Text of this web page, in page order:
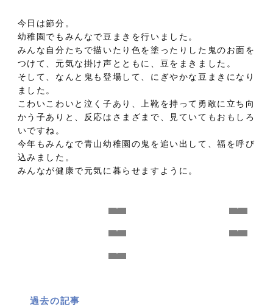
今日は節分。
幼稚園でもみんなで豆まきを行いました。
みんな自分たちで描いたり色を塗ったりした鬼のお面を
つけて、元気な掛け声とともに、豆をまきました。
そして、なんと鬼も登場して、にぎやかな豆まきになり
ました。
こわいこわいと泣く子あり、上靴を持って勇敢に立ち向
かう子ありと、反応はさまざまで、見ていてもおもしろ
いですね。
今年もみんなで青山幼稚園の鬼を追い出して、福を呼び
込みました。
みんなが健康で元気に暮らせますように。
過去の記事